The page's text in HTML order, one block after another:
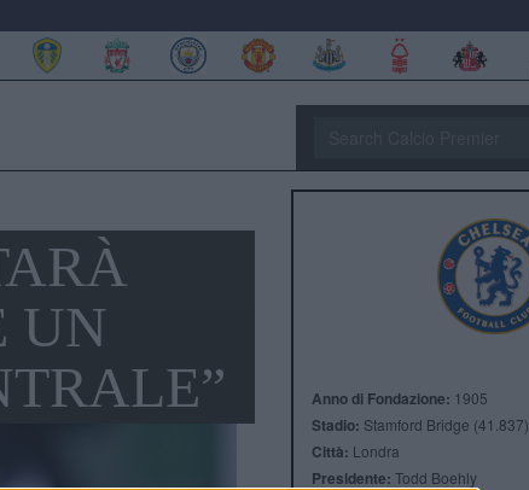
UN
Anno di Fondazione: 1905
Stadio: Stamford Bridge (41.837)
Città: Londra
Presidente: Todd Boehly